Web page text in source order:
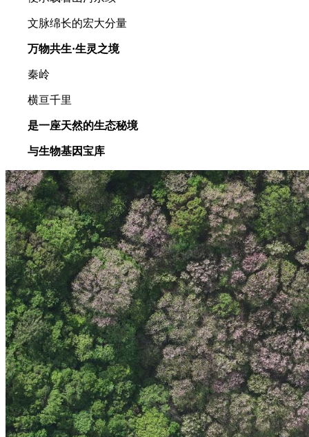
文脉绵长的宏大分量
万物共生·生灵之境
秦岭
横亘千里
是一座天然的生态秘境
与生物基因宝库